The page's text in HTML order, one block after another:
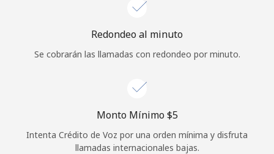
Redondeo al minuto
Se cobrarán las llamadas con redondeo por minuto.
Monto Mínimo ⁦$5⁩
Intenta Crédito de Voz por una orden mínima y disfruta
llamadas internacionales bajas.